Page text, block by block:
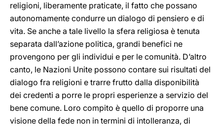
religioni, liberamente praticate, il fatto che possano
autonomamente condurre un dialogo di pensiero e di
vita. Se anche a tale livello la sfera religiosa è tenuta
separata dall’azione politica, grandi benefici ne
provengono per gli individui e per le comunità. D’altro
canto, le Nazioni Unite possono contare sui risultati del
dialogo fra religioni e trarre frutto dalla disponibilità
dei credenti a porre le propri esperienze a servizio del
bene comune. Loro compito è quello di proporre una
visione della fede non in termini di intolleranza, di